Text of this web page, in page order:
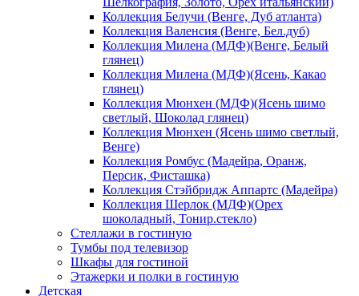
Коллекция Белучи (Венге, Дуб атланта)
Коллекция Валенсия (Венге, Бел.дуб)
Коллекция Милена (МДФ)(Венге, Белый
глянец)
Коллекция Милена (МДФ)(Ясень, Какао
глянец)
Коллекция Мюнхен (МДФ)(Ясень шимо
светлый, Шоколад глянец)
Коллекция Мюнхен (Ясень шимо светлый,
Венге)
Коллекция Ромбус (Мадейра, Оранж,
Персик, Фисташка)
Коллекция Стэйбридж Аппартс (Мадейра)
Коллекция Шерлок (МДФ)(Орех
шоколадный, Тонир.стекло)
Стеллажи в гостиную
Тумбы под телевизор
Шкафы для гостиной
Этажерки и полки в гостиную
Детская